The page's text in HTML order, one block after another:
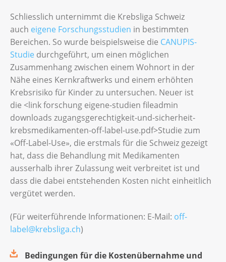
Schliesslich unternimmt die Krebsliga Schweiz
auch eigene Forschungsstudien in bestimmten
Bereichen. So wurde beispielsweise die CANUPIS-
Studie durchgeführt, um einen möglichen
Zusammenhang zwischen einem Wohnort in der
Nähe eines Kernkraftwerks und einem erhöhten
Krebsrisiko für Kinder zu untersuchen. Neuer ist
die <link forschung eigene-studien fileadmin
downloads zugangsgerechtigkeit-und-sicherheit-
krebsmedikamenten-off-label-use.pdf>Studie zum
«Off-Label-Use», die erstmals für die Schweiz gezeigt
hat, dass die Behandlung mit Medikamenten
ausserhalb ihrer Zulassung weit verbreitet ist und
dass die dabei entstehenden Kosten nicht einheitlich
vergütet werden.
(Für weiterführende Informationen: E-Mail: off-
label@krebsliga.ch)
Bedingungen für die Kostenübernahme und